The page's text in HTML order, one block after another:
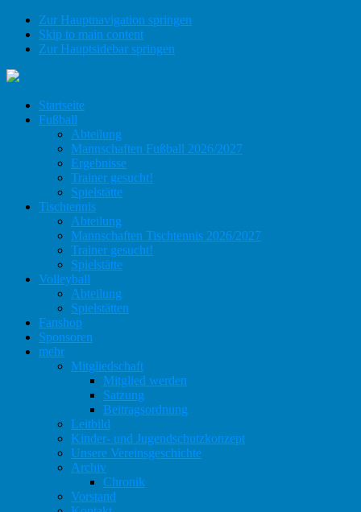
Zur Hauptnavigation springen
Skip to main content
Zur Hauptsidebar springen
Startseite
Fußball
Abteilung
Mannschaften Fußball 2026/2027
Ergebnisse
Trainer gesucht!
Spielstätte
Tischtennis
Abteilung
Mannschaften Tischtennis 2026/2027
Trainer gesucht!
Spielstätte
Volleyball
Abteilung
Spielstätten
Fanshop
Sponsoren
mehr
Mitgliedschaft
Mitglied werden
Satzung
Beitragsordnung
Leitbild
Kinder- und Jugendschutzkonzept
Unsere Vereinsgeschichte
Archiv
Chronik
Vorstand